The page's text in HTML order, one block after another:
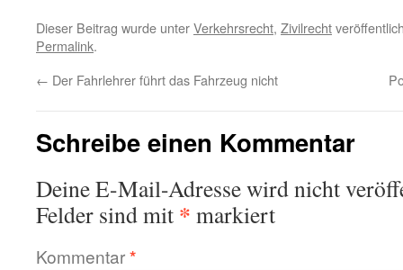
Dieser Beitrag wurde unterVerkehrsrecht, Zivilrecht
Permalink.
← Der Fahrlehrer führt das Fahrzeug nicht
Schreibe einen Kommentar
Deine E-Mail-Adresse wird nicht
Felder sind mit * markiert
Kommentar*